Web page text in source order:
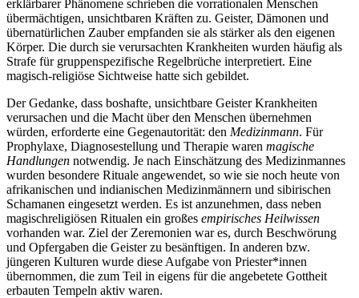
erklärbarer Phänomene schrieben die vorrationalen Menschen
übermächtigen, unsichtbaren Kräften zu. Geister, Dämonen und
übernatürlichen Zauber empfanden sie als stärker als den eigenen
Körper. Die durch sie verursachten Krankheiten wurden häufig als
Strafe für gruppenspezifische Regelbrüche interpretiert. Eine
magisch-religiöse Sichtweise hatte sich gebildet.
Der Gedanke, dass boshafte, unsichtbare Geister Krankheiten
verursachen und die Macht über den Menschen übernehmen
würden, erforderte eine Gegenautorität: den Medizinmann. Für
Prophylaxe, Diagnosestellung und Therapie waren magische
Handlungen notwendig. Je nach Einschätzung des Medizinmannes
wurden besondere Rituale angewendet, so wie sie noch heute von
afrikanischen und indianischen Medizinmännern und sibirischen
Schamanen eingesetzt werden. Es ist anzunehmen, dass neben
magischreligiösen Ritualen ein großes empirisches Heilwissen
vorhanden war. Ziel der Zeremonien war es, durch Beschwörung
und Opfergaben die Geister zu besänftigen. In anderen bzw.
jüngeren Kulturen wurde diese Aufgabe von Priester*innen
übernommen, die zum Teil in eigens für die angebetete Gottheit
erbauten Tempeln aktiv waren.